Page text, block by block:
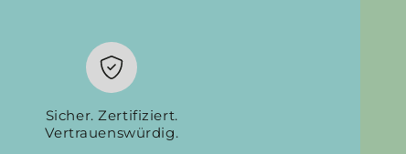
Sicher. Zertifiziert.
Vertrauenswürdig.